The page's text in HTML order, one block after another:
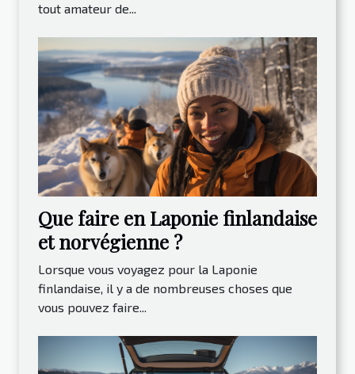
tout amateur de...
Que faire en Laponie finlandaise
et norvégienne ?
Lorsque vous voyagez pour la Laponie
finlandaise, il y a de nombreuses choses que
vous pouvez faire...